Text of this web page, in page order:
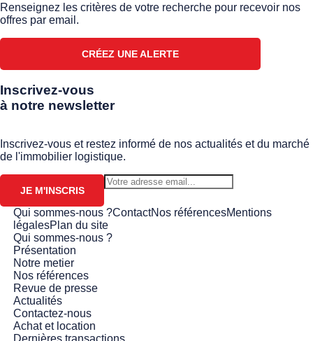
Renseignez les critères de votre recherche pour recevoir nos
offres par email.
CRÉEZ UNE ALERTE
Inscrivez-vous
à notre newsletter
Inscrivez-vous et restez informé de nos actualités et du marché
de l'immobilier logistique.
JE M'INSCRIS
Qui sommes-nous ?ContactNos référencesMentions
légalesPlan du site
Qui sommes-nous ?
Présentation
Notre metier
Nos références
Revue de presse
Actualités
Contactez-nous
Achat et location
Dernières transactions